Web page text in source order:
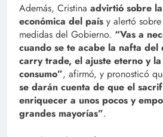
Además, Cristina advirtió sobre
económica del país y alertó
medidas del Gobierno. “Vas a
cuando se te acabe la nafta
carry trade, el ajuste eterno y
consumo”, afirmó, y pronosticó
se darán cuenta de que el
enriquecer a unos pocos y
grandes mayorías”.